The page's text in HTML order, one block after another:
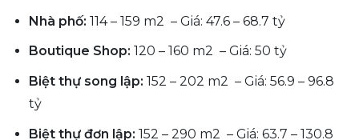
Nhà phố: 114 – 159 m2 – Giá: 47.6 – 68.7 tỷ
Boutique Shop: 120 – 160 m2 – Giá: 50 tỷ
Biệt thự song lập: 152 – 202 m2 – Giá: 56.9 – 96.8
tỷ
Biệt thự đơn lập: 152 – 290 m2 – Giá: 63.7 – 130.8